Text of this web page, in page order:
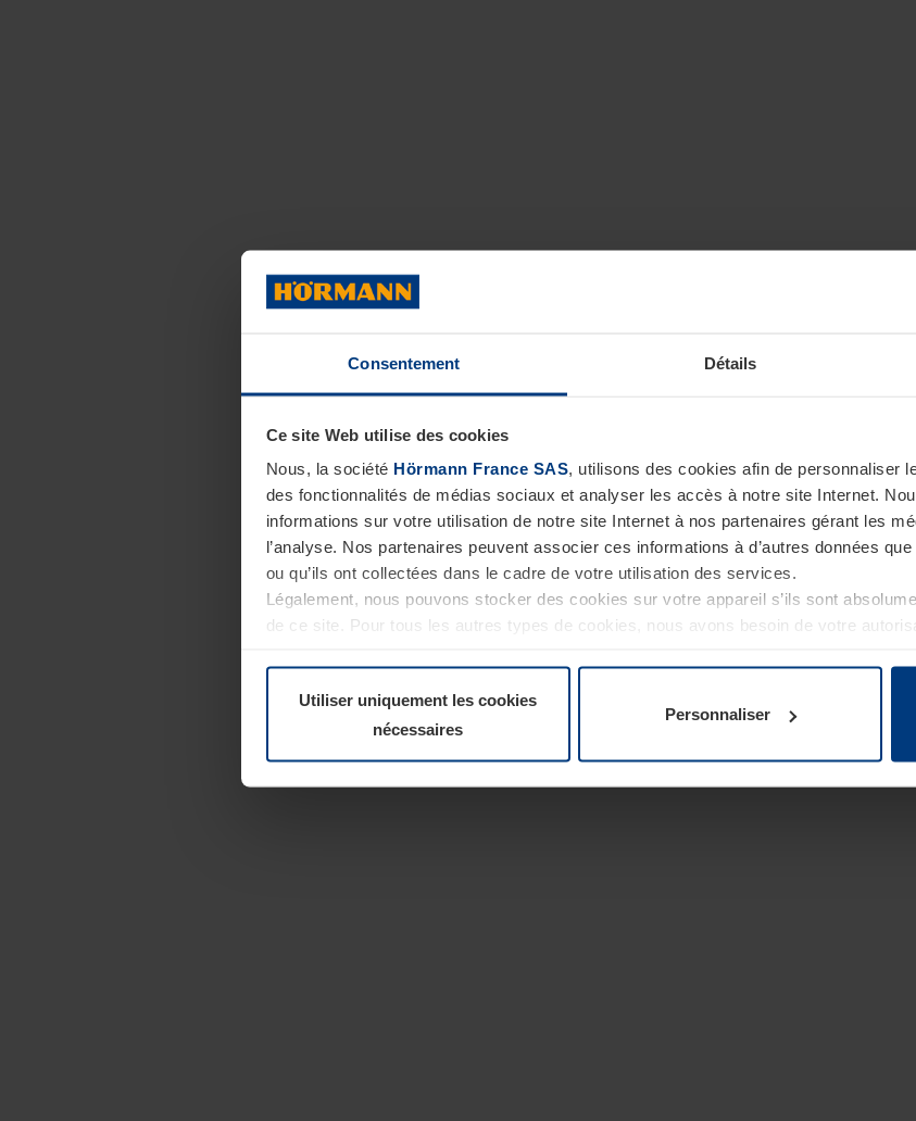
Consentement Détails
Ce site Web utilise des cookies
Nous, la société Hörmann France SAS, utilisons des cookies afin de personnaliser
des fonctionnalités de médias sociaux et analyser les accès à notre site Internet.
informations sur votre utilisation de notre site Internet à nos partenaires gérant les
l’analyse. Nos partenaires peuvent associer ces informations à d’autres données
ou qu’ils ont collectées dans le cadre de votre utilisation des services.
Légalement, nous pouvons stocker des cookies sur votre appareil s’ils sont
de ce site. Pour tous les autres types de cookies, nous avons besoin de votre
Utiliser uniquement les cookies
nécessaires
Personnaliser